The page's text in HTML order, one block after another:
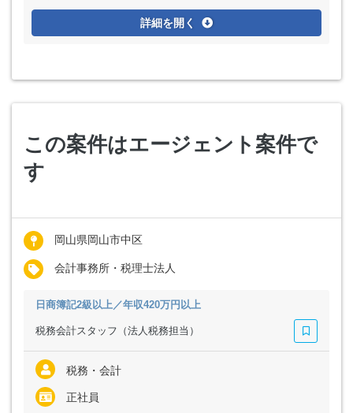
詳細を開く
この案件はエージェント案件で
す
岡山県岡山市中区
会計事務所・税理士法人
日商簿記2級以上／年収420万円以上
税務会計スタッフ（法人税務担当）
税務・会計
正社員